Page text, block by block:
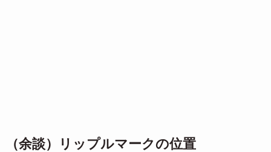
（余談）リップルマークの位置